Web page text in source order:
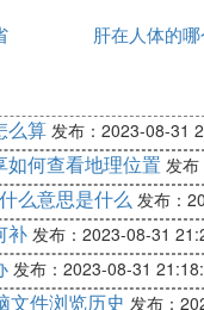
肝在人体的
么算发布：2023-08-31
何查看地理位置 发
么意思是什么 发布：
补 发布：2023-08-31
发布：2023-08-31
文件浏览历史 发布：